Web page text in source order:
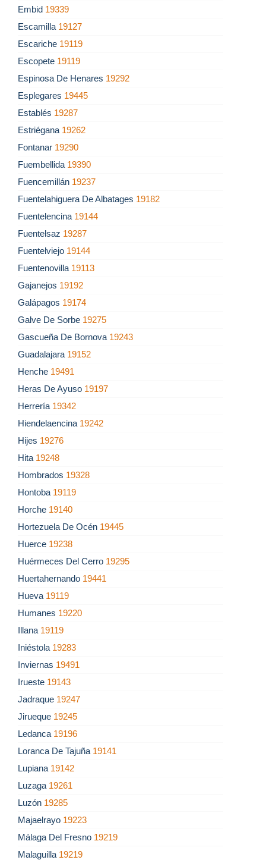
Embid 19339
Escamilla 19127
Escariche 19119
Escopete 19119
Espinosa De Henares 19292
Esplegares 19445
Establés 19287
Estriégana 19262
Fontanar 19290
Fuembellida 19390
Fuencemillán 19237
Fuentelahiguera De Albatages 19182
Fuentelencina 19144
Fuentelsaz 19287
Fuentelviejo 19144
Fuentenovilla 19113
Gajanejos 19192
Galápagos 19174
Galve De Sorbe 19275
Gascueña De Bornova 19243
Guadalajara 19152
Henche 19491
Heras De Ayuso 19197
Herrería 19342
Hiendelaencina 19242
Hijes 19276
Hita 19248
Hombrados 19328
Hontoba 19119
Horche 19140
Hortezuela De Océn 19445
Huerce 19238
Huérmeces Del Cerro 19295
Huertahernando 19441
Hueva 19119
Humanes 19220
Illana 19119
Iniéstola 19283
Inviernas 19491
Irueste 19143
Jadraque 19247
Jirueque 19245
Ledanca 19196
Loranca De Tajuña 19141
Lupiana 19142
Luzaga 19261
Luzón 19285
Majaelrayo 19223
Málaga Del Fresno 19219
Malaguilla 19219